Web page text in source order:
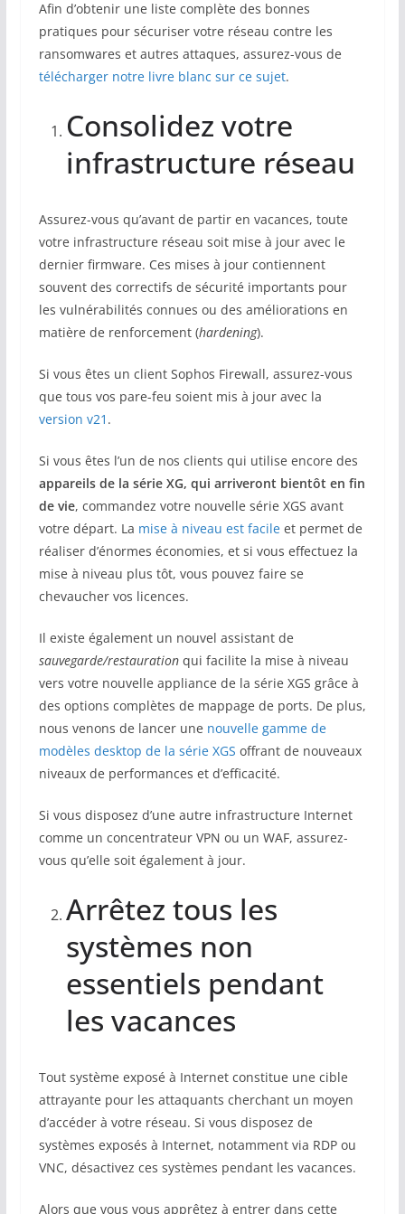
Afin d’obtenir une liste complète des bonnes
pratiques pour sécuriser votre réseau contre les
ransomwares et autres attaques, assurez-vous de
télécharger notre livre blanc sur ce sujet.
Consolidez votre
infrastructure réseau
Assurez-vous qu’avant de partir en vacances, toute
votre infrastructure réseau soit mise à jour avec le
dernier firmware. Ces mises à jour contiennent
souvent des correctifs de sécurité importants pour
les vulnérabilités connues ou des améliorations en
matière de renforcement (hardening).
Si vous êtes un client Sophos Firewall, assurez-vous
que tous vos pare-feu soient mis à jour avec la
version v21 .
Si vous êtes l’un de nos clients qui utilise encore des
appareils de la série XG, qui arriveront bientôt en fin
de vie, commandez votre nouvelle série XGS avant
votre départ. La mise à niveau est facileet permet de
réaliser d’énormes économies, et si vous effectuez la
mise à niveau plus tôt, vous pouvez faire se
chevaucher vos licences.
Il existe également un nouvel assistant de
sauvegarde/restaurationqui facilite la mise à niveau
vers votre nouvelle appliance de la série XGS grâce à
des options complètes de mappage de ports. De plus,
nous venons de lancer une nouvelle gamme de
modèles desktop de la série XGS offrant de nouveaux
niveaux de performances et d’efficacité.
Si vous disposez d’une autre infrastructure Internet
comme un concentrateur VPN ou un WAF, assurez-
vous qu’elle soit également à jour.
Arrêtez tous les
systèmes non
essentiels pendant
les vacances
Tout système exposé à Internet constitue une cible
attrayante pour les attaquants cherchant un moyen
d’accéder à votre réseau. Si vous disposez de
systèmes exposés à Internet, notamment via RDP ou
VNC, désactivez ces systèmes pendant les vacances.
Alors que vous vous apprêtez à entrer dans cette